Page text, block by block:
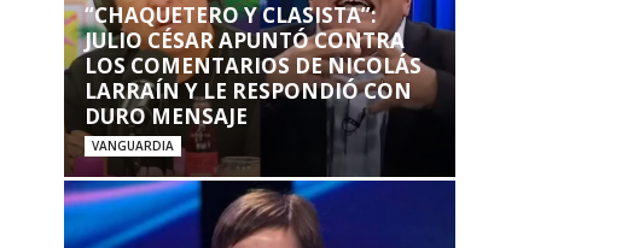
“CHAQUETERO Y CLASISTA”:
JULIO CÉSAR APUNTÓ CONTRA
LOS COMENTARIOS DE NICOLÁS
LARRAÍN Y LE RESPONDIÓ CON
DURO MENSAJE
VANGUARDIA